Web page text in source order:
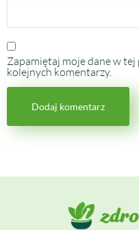
Zapamiętaj moje dane w tej
kolejnych komentarzy.